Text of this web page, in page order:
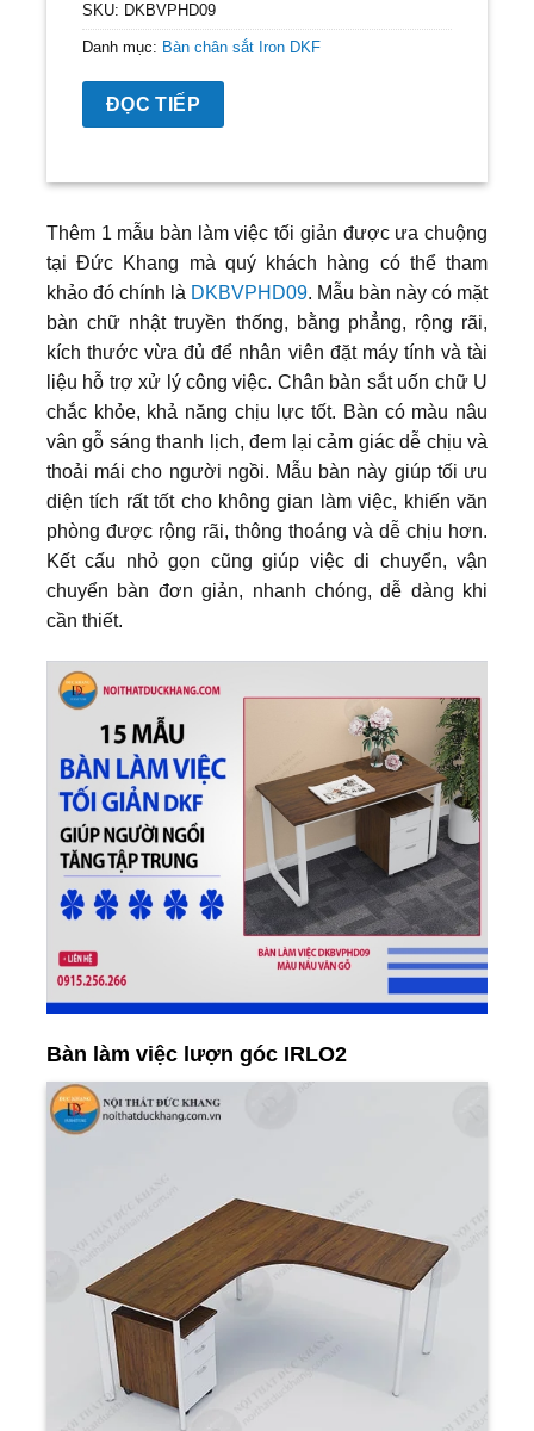
SKU: DKBVPHD09
Danh mục: Bàn chân sắt Iron DKF
ĐỌC TIẾP
Thêm 1 mẫu bàn làm việc tối giản được ưa chuộng
tại Đức Khang mà quý khách hàng có thể tham
khảo đó chính là DKBVPHD09. Mẫu bàn này có mặt
bàn chữ nhật truyền thống, bằng phẳng, rộng rãi,
kích thước vừa đủ để nhân viên đặt máy tính và tài
liệu hỗ trợ xử lý công việc. Chân bàn sắt uốn chữ U
chắc khỏe, khả năng chịu lực tốt. Bàn có màu nâu
vân gỗ sáng thanh lịch, đem lại cảm giác dễ chịu và
thoải mái cho người ngồi. Mẫu bàn này giúp tối ưu
diện tích rất tốt cho không gian làm việc, khiến văn
phòng được rộng rãi, thông thoáng và dễ chịu hơn.
Kết cấu nhỏ gọn cũng giúp việc di chuyển, vận
chuyển bàn đơn giản, nhanh chóng, dễ dàng khi
cần thiết.
Bàn làm việc lượn góc IRLO2